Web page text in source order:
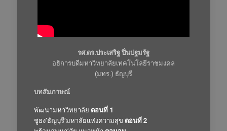
รศ.ดร.ประเสริฐ ปิ่นปฐมรัฐ
อธิการบดีมหาวิทยาลัยเทคโนโลยีราชมงคล
(มทร.) ธัญบุรี
บทสัมภาษณ์
พัฒนามหาวิทยาลัย ตอนที่ 1
ชูธง’ธัญบุรี’มหาลัยแห่งความสุข ตอนที่ 2